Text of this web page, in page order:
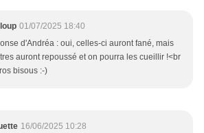
01/07/2025 18:40
d'Andréa : oui, celles-ci auront fané, mais
auront repoussé et on pourra les cueillir !<br
bisous :-)
16/06/2025 10:28